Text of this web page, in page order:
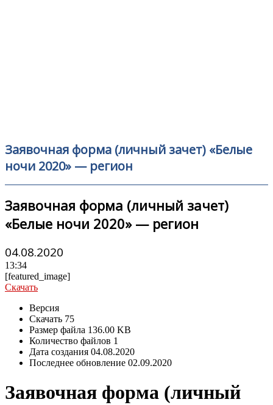
Заявочная форма (личный зачет) «Белые
ночи 2020» — регион
Заявочная форма (личный зачет)
«Белые ночи 2020» — регион
04.08.2020
13:34
[featured_image]
Скачать
Версия
Скачать 75
Размер файла 136.00 KB
Количество файлов 1
Дата создания 04.08.2020
Последнее обновление 02.09.2020
Заявочная форма (личный